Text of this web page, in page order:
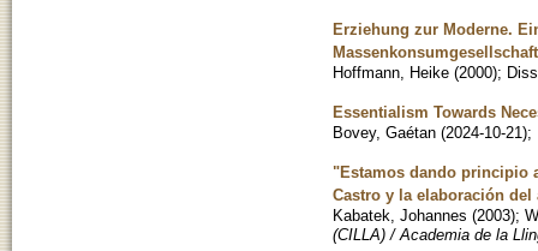
Erziehung zur Moderne.
Hoffmann, Heike (2000);
Essentialism Towards
Bovey, Gaétan (2024-10-21);
"Estamos dando principio
Castro y la elaboración
Kabatek, Johannes (2003);
(CILLA) / Academia de la